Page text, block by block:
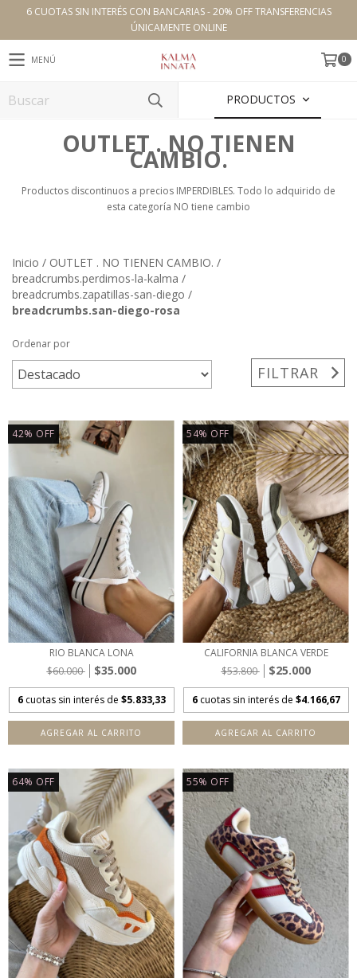
6 CUOTAS SIN INTERÉS CON BANCARIAS - 20% OFF TRANSFERENCIAS
ÚNICAMENTE ONLINE
MENÚ 0
PRODUCTOS
OUTLET . NO TIENEN
CAMBIO.
Productos discontinuos a precios IMPERDIBLES. Todo lo adquirido de
esta categoría NO tiene cambio
Inicio / OUTLET . NO TIENEN CAMBIO. /
breadcrumbs.perdimos-la-kalma /
breadcrumbs.zapatillas-san-diego /
breadcrumbs.san-diego-rosa
Ordenar por
FILTRAR
42% OFF
RIO BLANCA LONA
$60.000
$35.000
6 cuotas sin interés de $5.833,33
AGREGAR AL CARRITO
54% OFF
CALIFORNIA BLANCA VERDE
$53.800
$25.000
6 cuotas sin interés de $4.166,67
AGREGAR AL CARRITO
64% OFF 55% OFF